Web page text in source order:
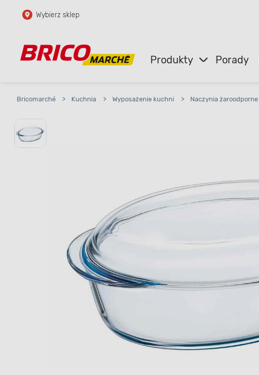
Przejdź do głównej zawartości
Przejdź do wyszukiwarki
Wybierz sklep
Produkty Porady
Bricomarché > Kuchnia > Wyposażenie kuchni > Naczynia żaroodporne